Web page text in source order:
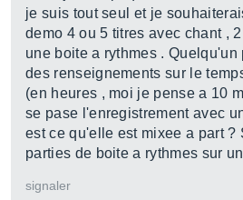
je suis tout seul et je
demo 4 ou 5 titres avec chant ,
une boite a rythmes .
des renseignements sur le
(en heures , moi je pense a 10
se pase l'enregistrement avec
est ce qu'elle est mixee a part ?
parties de boite a rythmes sur
signaler